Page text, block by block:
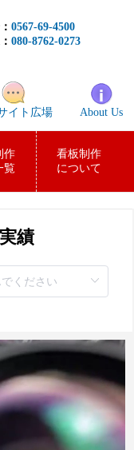
0567-69-4500
080-8762-0273
イト広場 About Us
作
覧
看板制作
について
績